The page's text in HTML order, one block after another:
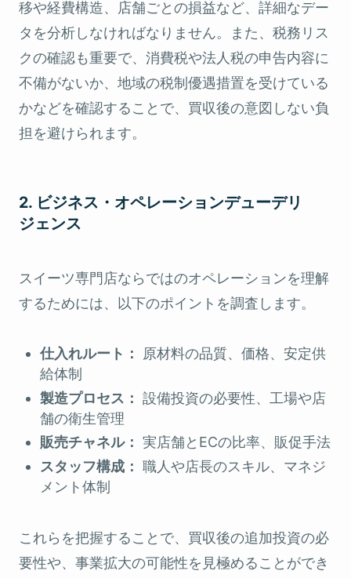
移や経費構造、店舗ごとの損益など、詳細なデー
タを分析しなければなりません。また、税務リス
クの確認も重要で、消費税や法人税の申告内容に
不備がないか、地域の税制優遇措置を受けている
かなどを確認することで、買収後の意図しない負
担を避けられます。
2. ビジネス・オペレーションデューデリ
ジェンス
スイーツ専門店ならではのオペレーションを理解
するためには、以下のポイントを調査します。
仕入れルート：
原材料の品質、価格、安定供
給体制
製造プロセス： 設備投資の必要性、工場や店
舗の衛生管理
販売チャネル： 実店舗とECの比率、販促手法
スタッフ構成： 職人や店長のスキル、マネジ
メント体制
これらを把握することで、買収後の追加投資の必
要性や、事業拡大の可能性を見極めることができ